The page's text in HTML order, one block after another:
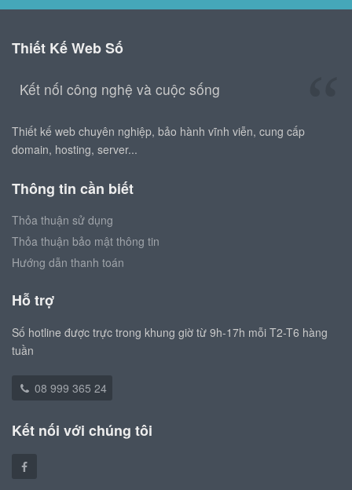
Thiết Kế Web Số
Kết nối công nghệ và cuộc sống
Thiết kế web chuyên nghiệp, bảo hành vĩnh viễn, cung cấp
domain, hosting, server...
Thông tin cần biết
Thỏa thuận sử dụng
Thỏa thuận bảo mật thông tin
Hướng dẫn thanh toán
Hỗ trợ
Số hotline được trực trong khung giờ từ 9h-17h mỗi T2-T6 hàng
tuần
08 999 365 24
Kết nối với chúng tôi